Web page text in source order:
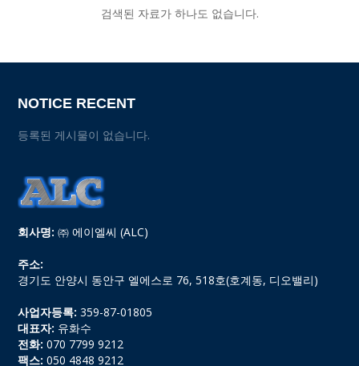
검색된 자료가 하나도 없습니다.
회사명: ㈜ 에이엘씨 (ALC)
주소:
경기도 안양시 동안구 엘에스로 76, 518호(호계동, 디오밸리)
사업자등록: 359-87-01805
대표자: 유화수
전화: 070 7799 9212
팩스: 050 4848 9212
NOTICE RECENT
등록된 게시물이 없습니다.